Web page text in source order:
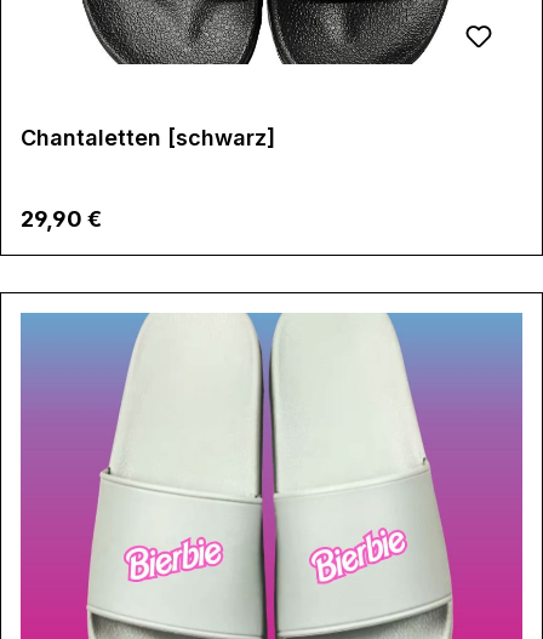
Chantaletten [schwarz]
Regulärer Preis:
29,90 €